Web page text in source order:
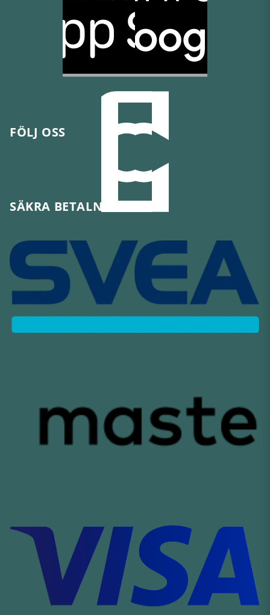
FÖLJ OSS
SÄKRA BETALNINGAR